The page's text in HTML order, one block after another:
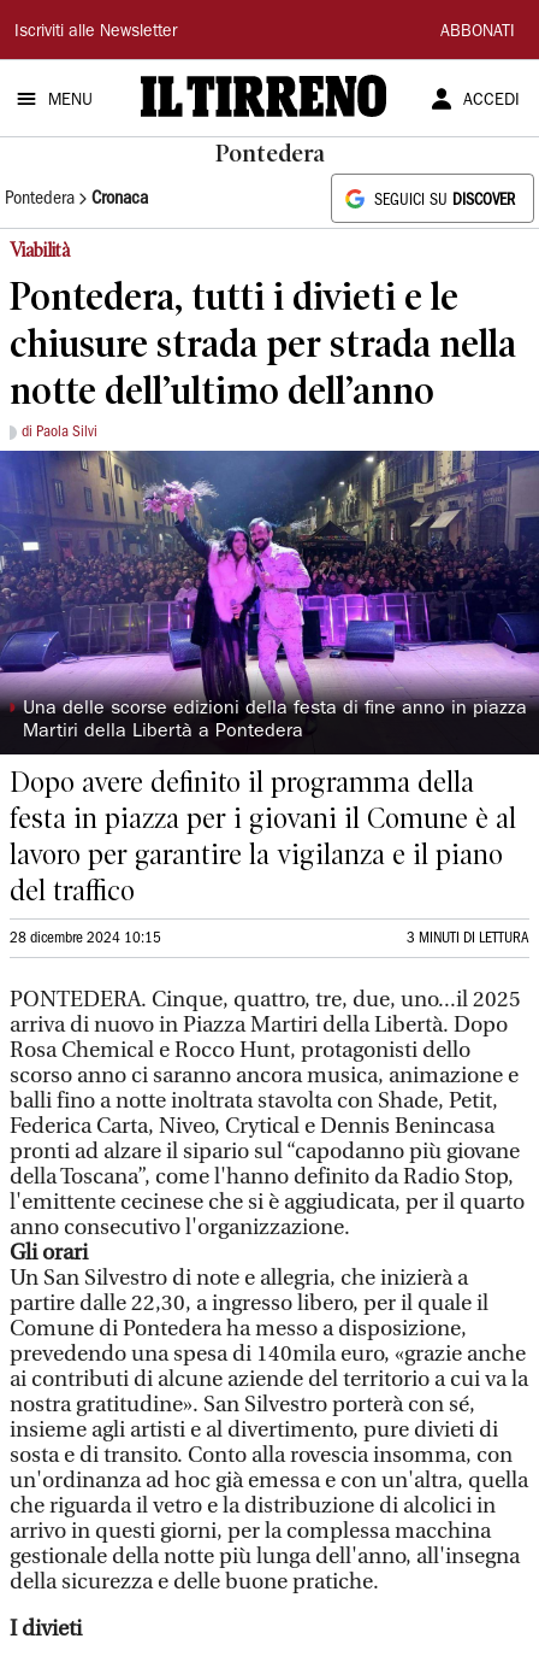
Il
Tirreno
Iscriviti alle Newsletter ABBONATI
MENU ACCEDI
Pontedera
Pontedera Cronaca SEGUICI SU DISCOVER
Viabilità
Pontedera, tutti i divieti e le
chiusure strada per strada nella
notte dell’ultimo dell’anno
di Paola Silvi
◗Una delle scorse edizioni della festa di fine anno in piazza
Martiri della Libertà a Pontedera
Dopo avere definito il programma della
festa in piazza per i giovani il Comune è al
lavoro per garantire la vigilanza e il piano
del traffico
28 dicembre 2024 10:15 3 MINUTI DI LETTURA
PONTEDERA. Cinque, quattro, tre, due, uno...il 2025
arriva di nuovo in Piazza Martiri della Libertà. Dopo
Rosa Chemical e Rocco Hunt, protagonisti dello
scorso anno ci saranno ancora musica, animazione e
balli fino a notte inoltrata stavolta con Shade, Petit,
Federica Carta, Niveo, Crytical e Dennis Benincasa
pronti ad alzare il sipario sul “capodanno più giovane
della Toscana”, come l'hanno definito da Radio Stop,
l'emittente cecinese che si è aggiudicata, per il quarto
anno consecutivo l'organizzazione.
Gli orari
Un San Silvestro di note e allegria, che inizierà a
partire dalle 22,30, a ingresso libero, per il quale il
Comune di Pontedera ha messo a disposizione,
prevedendo una spesa di 140mila euro, «grazie anche
ai contributi di alcune aziende del territorio a cui va la
nostra gratitudine». San Silvestro porterà con sé,
insieme agli artisti e al divertimento, pure divieti di
sosta e di transito. Conto alla rovescia insomma, con
un'ordinanza ad hoc già emessa e con un'altra, quella
che riguarda il vetro e la distribuzione di alcolici in
arrivo in questi giorni, per la complessa macchina
gestionale della notte più lunga dell'anno, all'insegna
della sicurezza e delle buone pratiche.
I divieti